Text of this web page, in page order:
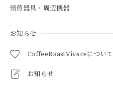
焙煎器具・周辺機器
お知らせ
CoffeeRoastVivaceについて
お知らせ